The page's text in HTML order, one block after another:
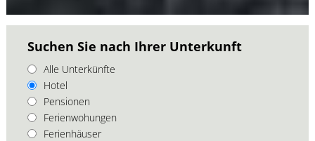
Suchen Sie nach Ihrer Unterkunft
Alle Unterkünfte
Hotel
Pensionen
Ferienwohungen
Ferienhäuser